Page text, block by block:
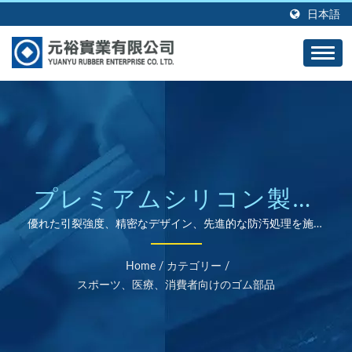
日本語
プレミアムシリコン製ス
マートウォッチバンド＆
カスタムリストバンド
優れた引裂強度、精密なデザイン、先進的な防汚処理を施し
た、アレルギーを引き起こさないシリコン製の時計バンド
は、スマートウェアに最適です。
Home / カテゴリー /
スポーツ、医療、消費者向けのゴム部品